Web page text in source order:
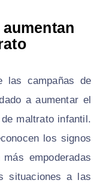
las campañas de
a aumentar el
maltrato infantil.
los signos
empoderadas
situaciones a las